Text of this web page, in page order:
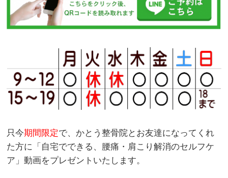
只今期間限定で、かとう整骨院とお友達になってくれ
た方に「自宅でできる、腰痛・肩こり解消のセルフケ
ア」動画をプレゼントいたします。